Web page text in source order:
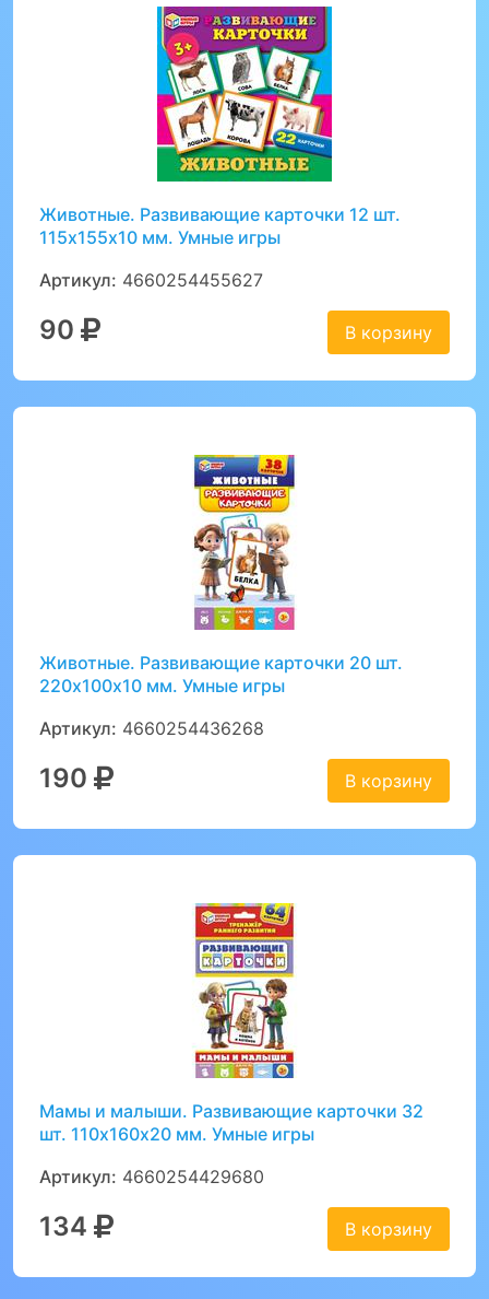
Животные. Развивающие карточки 12 шт.
115х155х10 мм. Умные игры
Артикул: 4660254455627
90 В корзину
Животные. Развивающие карточки 20 шт.
220х100х10 мм. Умные игры
Артикул: 4660254436268
190 В корзину
Мамы и малыши. Развивающие карточки 32
шт. 110х160х20 мм. Умные игры
Артикул: 4660254429680
134 В корзину